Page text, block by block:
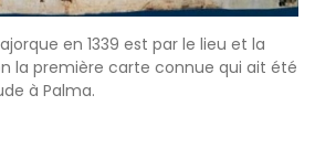
en 1339 est par le lieu et la
la première carte connue qui ait été
à Palma.